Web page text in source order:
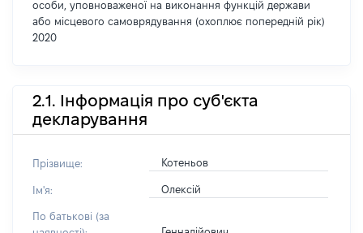
особи, уповноваженої на виконання функцій держави
або місцевого самоврядування (охоплює попередній рік)
2020
2.1. Інформація про суб'єкта
декларування
Прізвище: Котеньов
Ім'я: Олексій
По батькові (за